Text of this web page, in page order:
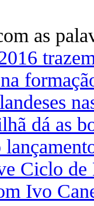
as
dá as
Ciclo de
Ivo